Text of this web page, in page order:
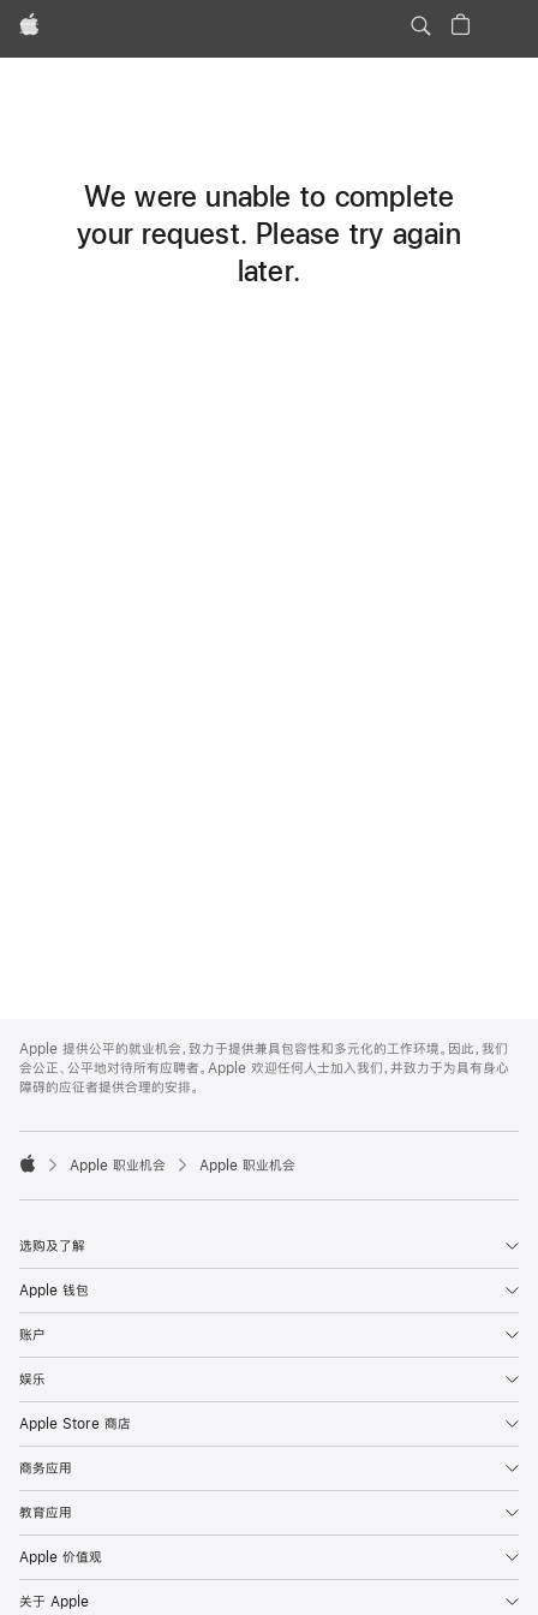
Apple
We were unable to complete
your request. Please try again
later.
Footer
Apple 提供公平的就业机会，致力于提供兼具包容性和多元化的工作环境。因此，我们
会公正、公平地对待所有应聘者。Apple 欢迎任何人士加入我们，并致力于为具有身心
障碍的应征者提供合理的安排。

Apple 职业机会 Apple 职业机会
选购及了解
Apple 钱包
账户
娱乐
Apple Store 商店
商务应用
教育应用
Apple 价值观
关于 Apple